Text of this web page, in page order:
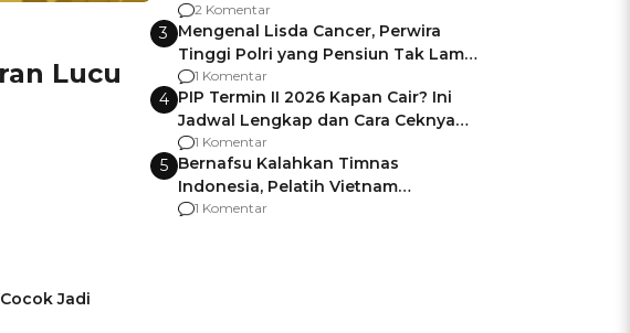
Lucu
Jadi
Pemalang
2 Komentar
3 Mengenal Lisda Cancer, Perwira
Tinggi Polri yang Pensiun Tak Lama
Usai Jadi Brigjen
1 Komentar
4 PIP Termin II 2026 Kapan Cair? Ini
Jadwal Lengkap dan Cara Ceknya
agar Dana Tidak Hangus!
1 Komentar
5 Bernafsu Kalahkan Timnas
Indonesia, Pelatih Vietnam
Berencana Pakai Jimat di Pakansari
1 Komentar